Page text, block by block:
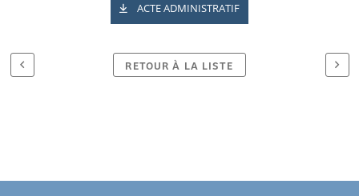
ACTE ADMINISTRATIF
RETOUR À LA LISTE